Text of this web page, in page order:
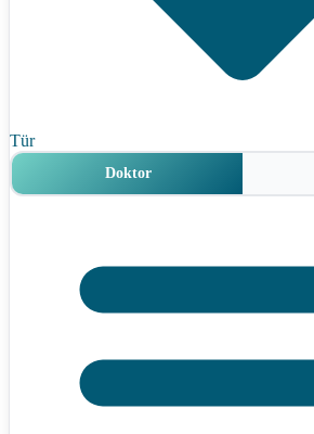
Tür
Doktor